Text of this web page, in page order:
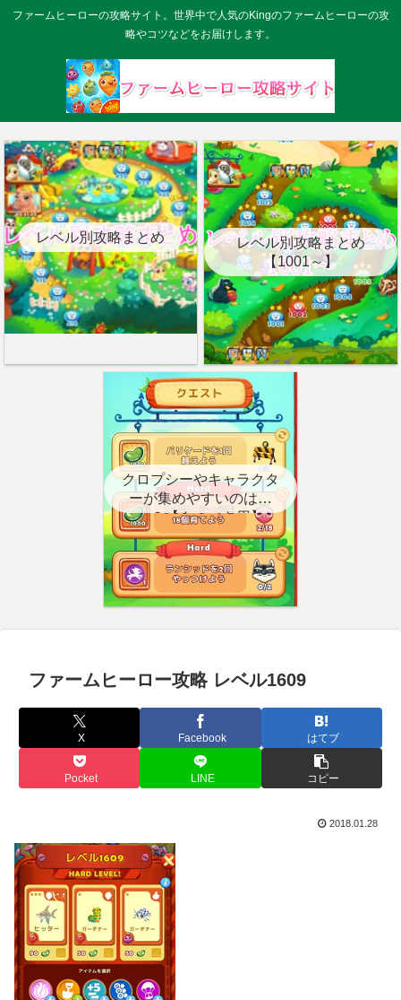
ファームヒーローの攻略サイト。世界中で人気のKingのファームヒーローの攻
略やコツなどをお届けします。
レベル別攻略まとめ
レベル別攻略まとめ
【1001～】
クロプシーやキャラクタ
ーが集めやすいのはど
こ？【クエスト用】
ファームヒーロー攻略 レベル1609
X Facebook はてブ
Pocket LINE コピー
2018.01.28